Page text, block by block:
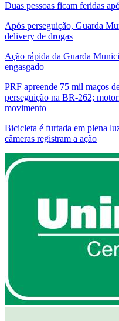
Duas pessoas ficam feridas
Após perseguição, Guarda
delivery de drogas
Ação rápida da Guarda
engasgado
PRF apreende 75 mil maços
perseguição na BR-262;
movimento
Bicicleta é furtada em plena
câmeras registram a ação